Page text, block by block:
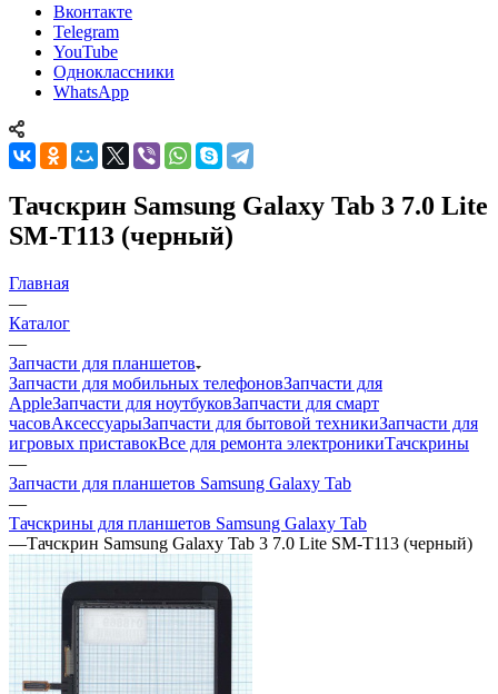
Вконтакте
Telegram
YouTube
Одноклассники
WhatsApp
Тачскрин Samsung Galaxy Tab 3 7.0 Lite
SM-T113 (черный)
Главная
—
Каталог
—
Запчасти для планшетов
Запчасти для мобильных телефоновЗапчасти для
AppleЗапчасти для ноутбуковЗапчасти для смарт
часовАксессуарыЗапчасти для бытовой техникиЗапчасти для
игровых приставокВсе для ремонта электроникиТачскрины
—
Запчасти для планшетов Samsung Galaxy Tab
—
Тачскрины для планшетов Samsung Galaxy Tab
—Тачскрин Samsung Galaxy Tab 3 7.0 Lite SM-T113 (черный)